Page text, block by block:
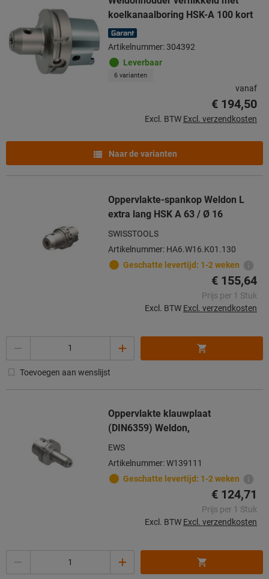
koelkanaalboring HSK-A 100 kort
Artikelnummer: 304392
Leverbaar
6 varianten
vanaf
€ 194,50
Excl. BTW Excl. verzendkosten
Naar de varianten
Oppervlakte-spankop Weldon L
extra lang HSK A 63 / Ø 16
SWISSTOOLS
Artikelnummer: HA6.W16.K01.130
Geschatte levertijd: 1-2 weken
€ 155,64
Prijs per 1 Stuk
Excl. BTW Excl. verzendkosten
Toevoegen aan wenslijst
Oppervlakte klauwplaat
(DIN6359) Weldon,
EWS
Artikelnummer: W139111
Geschatte levertijd: 1-2 weken
€ 124,71
Prijs per 1 Stuk
Excl. BTW Excl. verzendkosten